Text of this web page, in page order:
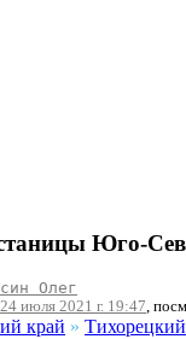
Юго-
Олег
24 июля 2021 г. 19:47,
край »